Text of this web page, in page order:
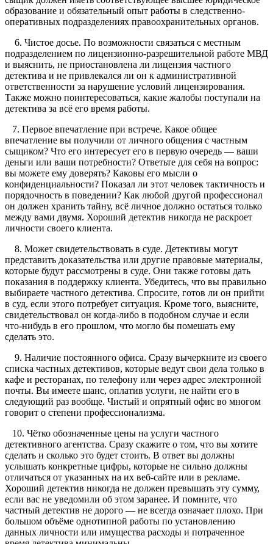
образование и обязательный опыт работы в следственно-
оперативных подразделениях правоохранительных органов.
6. Чистое досье. По возможности связаться с местным
подразделением по лицензионно-разрешительной работе МВД
и выяснить, не приостановлена ли лицензия частного
детектива и не привлекался ли он к административной
ответственности за нарушение условий лицензирования.
Также можно поинтересоваться, какие жалобы поступали на
детектива за всё его время работы.
7. Первое впечатление при встрече. Какое общее
впечатление вы получили от личного общения с частным
сыщиком? Что его интересует его в первую очередь — ваши
деньги или ваши потребности? Ответьте для себя на вопрос:
вы можете ему доверять? Каковы его мысли о
конфиденциальности? Показал ли этот человек тактичность и
порядочность в поведении? Как любой другой профессионал
он должен хранить тайну, всё личное должно остаться только
между вами двумя. Хороший детектив никогда не раскроет
личности своего клиента.
8. Может свидетельствовать в суде. Детективы могут
представить доказательства или другие правовые материалы,
которые будут рассмотрены в суде. Они также готовы дать
показания в поддержку клиента. Убедитесь, что вы правильно
выбираете частного детектива. Спросите, готов ли он прийти
в суд, если этого потребует ситуация. Кроме того, выясните,
свидетельствовал он когда-либо в подобном случае и если
что-нибудь в его прошлом, что могло бы помешать ему
сделать это.
9. Наличие постоянного офиса. Сразу вычеркните из своего
списка частных детективов, которые ведут свои дела только в
кафе и ресторанах, по телефону или через адрес электронной
почты. Вы имеете шанс, оплатив услуги, не найти его в
следующий раз вообще. Чистый и опрятный офис во многом
говорит о степени профессионализма.
10. Чётко обозначенные цены на услуги частного
детективного агентства. Сразу скажите о том, что вы хотите
сделать и сколько это будет стоить. В ответ вы должны
услышать конкретные цифры, которые не сильно должны
отличаться от указанных на их веб-сайте или в рекламе.
Хороший детектив никогда не должен превышать эту сумму,
если вас не уведомили об этом заранее. И помните, что
частный детектив не дорого — не всегда означает плохо. При
большом объёме однотипной работы по установлению
данных личности или имущества расходы и потраченное